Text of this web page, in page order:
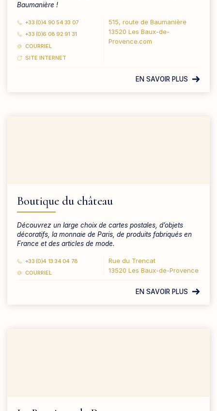
Baumanière !
+33 (0)4 90 54 33 07
+33 (0)6 08 92 91 31
COURRIEL
SITE INTERNET
515, route de Baumanière
13520 Les Baux-de-
Provence.com
EN SAVOIR PLUS
Boutique du château
Découvrez un large choix de cartes postales, d’objets
décoratifs, la monnaie de Paris, de produits fabriqués en
France et des articles de mode.
+33 (0)4 13 34 04 78
COURRIEL
Rue du Trencat
13520 Les Baux-de-Provence
EN SAVOIR PLUS